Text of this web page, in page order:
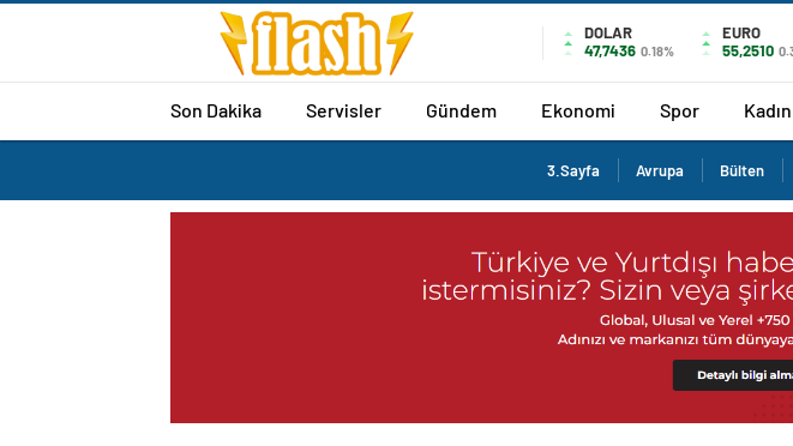
DOLAR
47,7436 0.18%
EURO
55,2510
Son Dakika Servisler Gündem Ekonomi Spor Kadın
3.Sayfa Avrupa Bülten